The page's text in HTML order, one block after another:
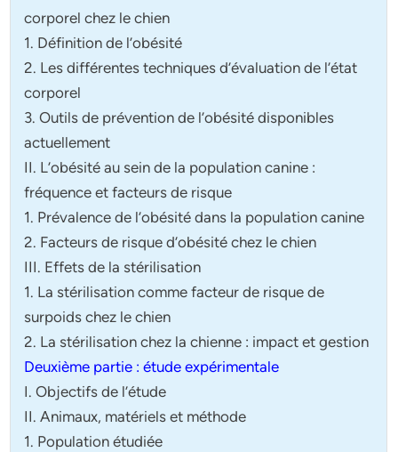
corporel chez le chien
1. Définition de l’obésité
2. Les différentes techniques d’évaluation de l’état
corporel
3. Outils de prévention de l’obésité disponibles
actuellement
II. L’obésité au sein de la population canine :
fréquence et facteurs de risque
1. Prévalence de l’obésité dans la population canine
2. Facteurs de risque d’obésité chez le chien
III. Effets de la stérilisation
1. La stérilisation comme facteur de risque de
surpoids chez le chien
2. La stérilisation chez la chienne : impact et gestion
Deuxième partie : étude expérimentale
I. Objectifs de l’étude
II. Animaux, matériels et méthode
1. Population étudiée